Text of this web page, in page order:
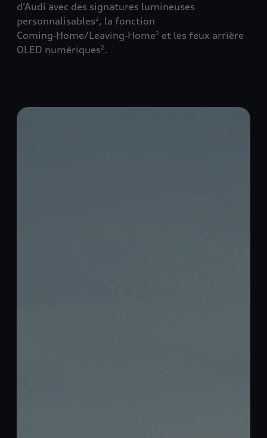
d’Audi avec des signatures lumineuses
personnalisables2 , la fonction
Coming‑Home/Leaving‑Home2 et les feux arrière
OLED numériques2.